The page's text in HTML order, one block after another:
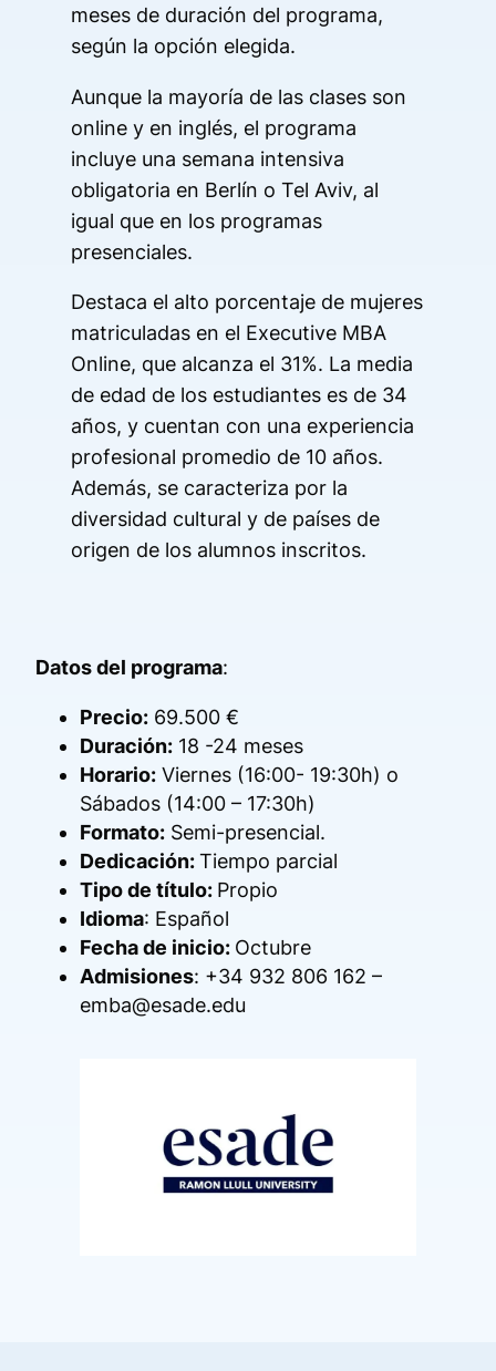
meses de duración del programa,
según la opción elegida.
Aunque la mayoría de las clases son
online y en inglés, el programa
incluye una semana intensiva
obligatoria en Berlín o Tel Aviv, al
igual que en los programas
presenciales.
Destaca el alto porcentaje de mujeres
matriculadas en el Executive MBA
Online, que alcanza el 31%. La media
de edad de los estudiantes es de 34
años, y cuentan con una experiencia
profesional promedio de 10 años.
Además, se caracteriza por la
diversidad cultural y de países de
origen de los alumnos inscritos.
Datos del programa:
Precio: 69.500 €
Duración: 18 -24 meses
Horario: Viernes (16:00- 19:30h) o
Sábados (14:00 – 17:30h)
Formato: Semi-presencial.
Dedicación:Tiempo parcial
Tipo de título: Propio
Idioma: Español
Fecha de inicio: Octubre
Admisiones: +34 932 806 162 –
emba@esade.edu